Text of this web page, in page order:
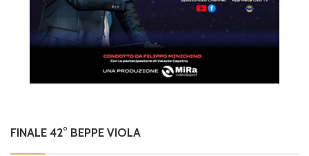
FINALE 42° BEPPE VIOLA